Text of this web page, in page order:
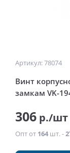
Артикул: 78074
Винт
замкам VK-
306 р./шт
Опт от 164 шт. -